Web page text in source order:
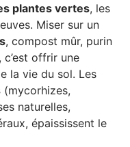
plantes vertes, les
Miser sur un
, compost mûr, purin
offrir une
la vie du sol. Les
(mycorhizes,
naturelles,
épaississent le